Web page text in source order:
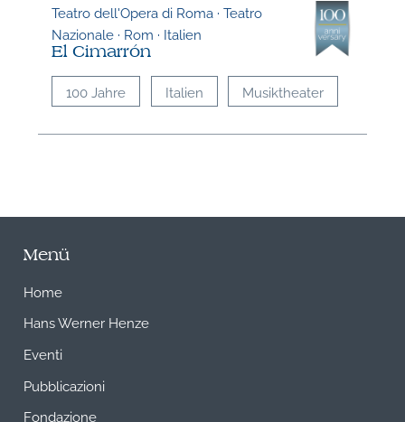
Teatro dell'Opera di Roma · Teatro
Nazionale · Rom · Italien
El Cimarrón
100 Jahre Italien Musiktheater
Menü
Home
Hans Werner Henze
Eventi
Pubblicazioni
Fondazione